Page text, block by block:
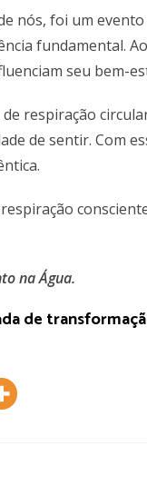
nós, foi um
fundamental.
seu bem-
respiração
de sentir. Com
na Água.
de